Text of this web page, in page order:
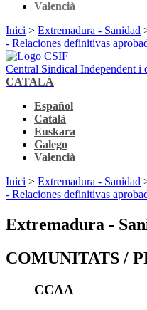
Valencià
Inici > Extremadura - Sanidad
- Relaciones definitivas
Central Sindical Independent i
CATALÀ
Español
Català
Euskara
Galego
Valencià
Inici > Extremadura - Sanidad
- Relaciones definitivas
Extremadura -
COMUNITATS /
CCAA